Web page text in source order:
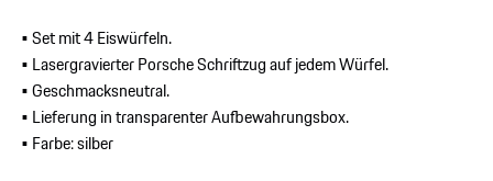
• Set mit 4 Eiswürfeln.
• Lasergravierter Porsche Schriftzug auf jedem Würfel.
• Geschmacksneutral.
• Lieferung in transparenter Aufbewahrungsbox.
• Farbe: silber